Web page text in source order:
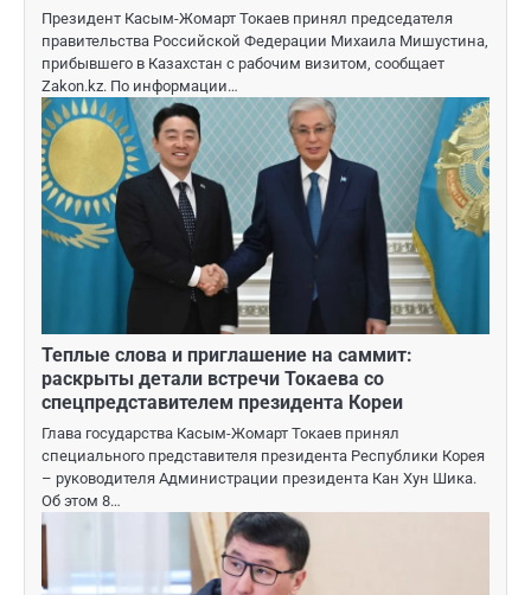
Президент Касым-Жомарт Токаев принял председателя
правительства Российской Федерации Михаила Мишустина,
прибывшего в Казахстан с рабочим визитом, сообщает
Zakon.kz. По информации…
Теплые слова и приглашение на саммит:
раскрыты детали встречи Токаева со
спецпредставителем президента Кореи
Глава государства Касым-Жомарт Токаев принял
специального представителя президента Республики Корея
– руководителя Администрации президента Кан Хун Шика.
Об этом 8…